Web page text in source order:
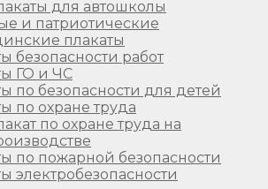
для автошколы
и патриотические
плакаты
безопасности работ
ГО и ЧС
по безопасности для детей
по охране труда
по охране труда на
по пожарной безопасности
электробезопасности